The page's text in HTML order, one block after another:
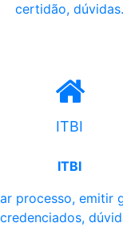
certidão, dúvidas.
ITBI
ITBI
processo, emitir
credenciados,